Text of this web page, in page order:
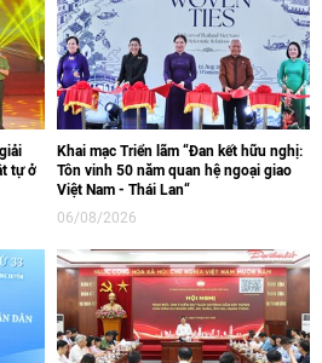
tự ở
Khai mạc Triển lãm “Đan kết hữu nghị:
Tôn vinh 50 năm quan hệ ngoại giao
Việt Nam - Thái Lan“
06/08/2026